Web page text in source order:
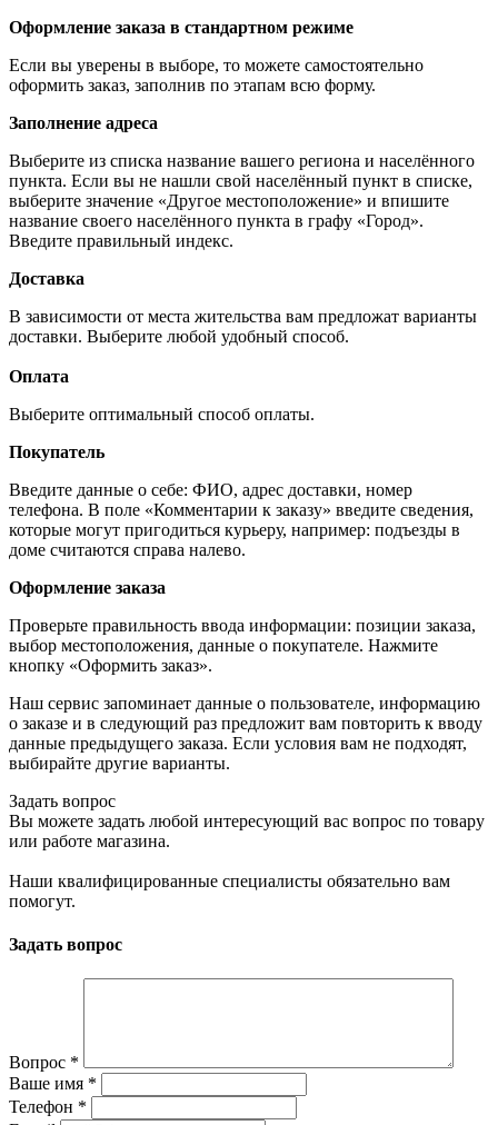
Оформление заказа в стандартном режиме
Если вы уверены в выборе, то можете самостоятельно
оформить заказ, заполнив по этапам всю форму.
Заполнение адреса
Выберите из списка название вашего региона и населённого
пункта. Если вы не нашли свой населённый пункт в списке,
выберите значение «Другое местоположение» и впишите
название своего населённого пункта в графу «Город».
Введите правильный индекс.
Доставка
В зависимости от места жительства вам предложат варианты
доставки. Выберите любой удобный способ.
Оплата
Выберите оптимальный способ оплаты.
Покупатель
Введите данные о себе: ФИО, адрес доставки, номер
телефона. В поле «Комментарии к заказу» введите сведения,
которые могут пригодиться курьеру, например: подъезды в
доме считаются справа налево.
Оформление заказа
Проверьте правильность ввода информации: позиции заказа,
выбор местоположения, данные о покупателе. Нажмите
кнопку «Оформить заказ».
Наш сервис запоминает данные о пользователе, информацию
о заказе и в следующий раз предложит вам повторить к вводу
данные предыдущего заказа. Если условия вам не подходят,
выбирайте другие варианты.
Задать вопрос
Вы можете задать любой интересующий вас вопрос по товару
или работе магазина.
Наши квалифицированные специалисты обязательно вам
помогут.
Задать вопрос
Вопрос *
Ваше имя *
Телефон *